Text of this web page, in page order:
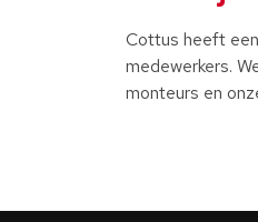
Cottus heeft
medewerkers.
monteurs en